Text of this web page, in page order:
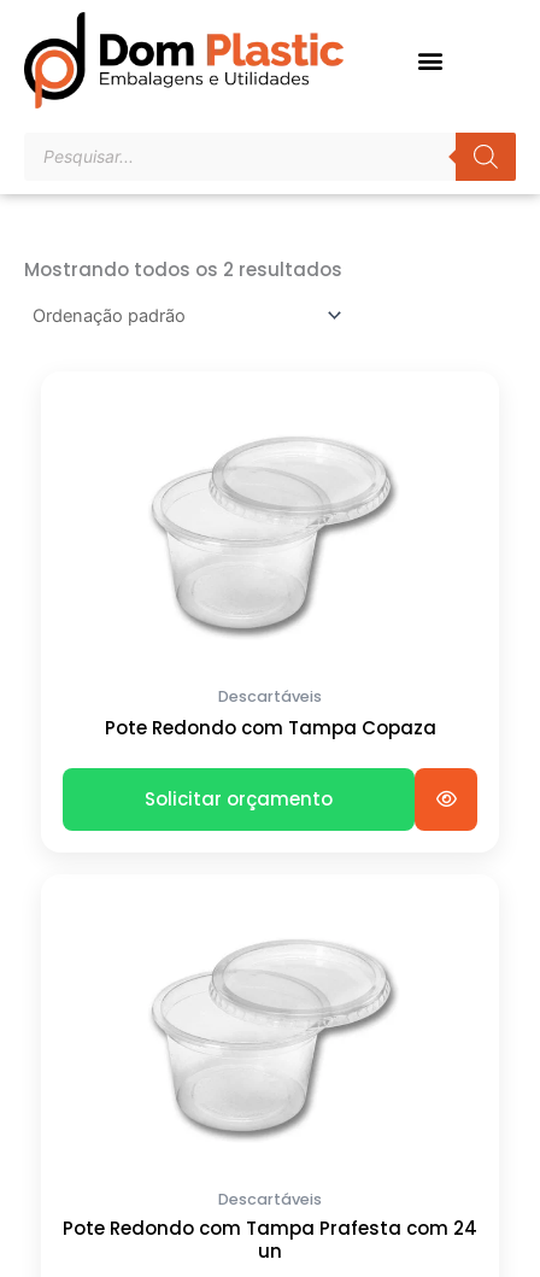
para
conteúdo
produtos
Mostrando todos os 2 resultados
Descartáveis
Pote Redondo com Tampa Copaza
Solicitar orçamento
Descartáveis
Pote Redondo com Tampa Prafesta com 24
un